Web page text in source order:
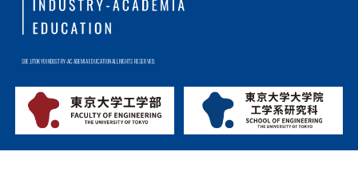
SOE,UTOKYO INDUSTRY-ACADEMIA EDUCATION ALL RIGHTS RESERVED.